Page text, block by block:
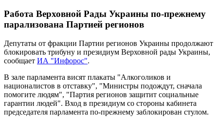
Работа Верховной Рады Украины по-прежнему
парализована Партией регионов
Депутаты от фракции Партии регионов Украины продолжают
блокировать трибуну и президиум Верховной рады Украины,
сообщает ИА "Инфорос".
В зале парламента висят плакаты "Алкоголиков и
националистов в отставку", "Министры подождут, сначала
помогите людям", "Партия регионов защитит социальные
гарантии людей". Вход в президиум со стороны кабинета
председателя парламента по-прежнему заблокирован стулом.